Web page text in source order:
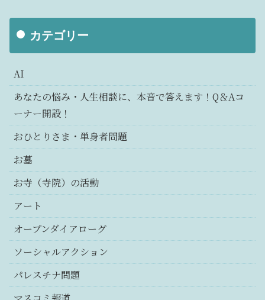
カテゴリー
AI
あなたの悩み・人生相談に、本音で答えます！Q＆Aコ
ーナー開設！
おひとりさま・単身者問題
お墓
お寺（寺院）の活動
アート
オープンダイアローグ
ソーシャルアクション
パレスチナ問題